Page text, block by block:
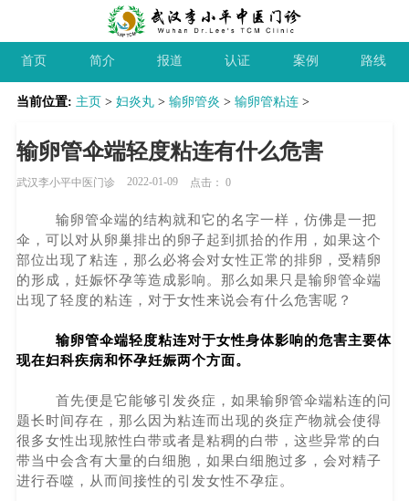
首页 简介 报道 认证 案例 路线
当前位置: 主页> 妇炎丸> 输卵管炎 > 输卵管粘连>
输卵管伞端轻度粘连有什么危害
武汉李小平中医门诊 2022-01-09 点击：0
输卵管伞端的结构就和它的名字一样，仿佛是一把
伞，可以对从卵巢排出的卵子起到抓拾的作用，如果这个
部位出现了粘连，那么必将会对女性正常的排卵，受精卵
的形成，妊娠怀孕等造成影响。那么如果只是输卵管伞端
出现了轻度的粘连，对于女性来说会有什么危害呢？
输卵管伞端轻度粘连对于女性身体影响的危害主要体
现在妇科疾病和怀孕妊娠两个方面。
首先便是它能够引发炎症，如果输卵管伞端粘连的问
题长时间存在，那么因为粘连而出现的炎症产物就会使得
很多女性出现脓性白带或者是粘稠的白带，这些异常的白
带当中会含有大量的白细胞，如果白细胞过多，会对精子
进行吞噬，从而间接性的引发女性不孕症。